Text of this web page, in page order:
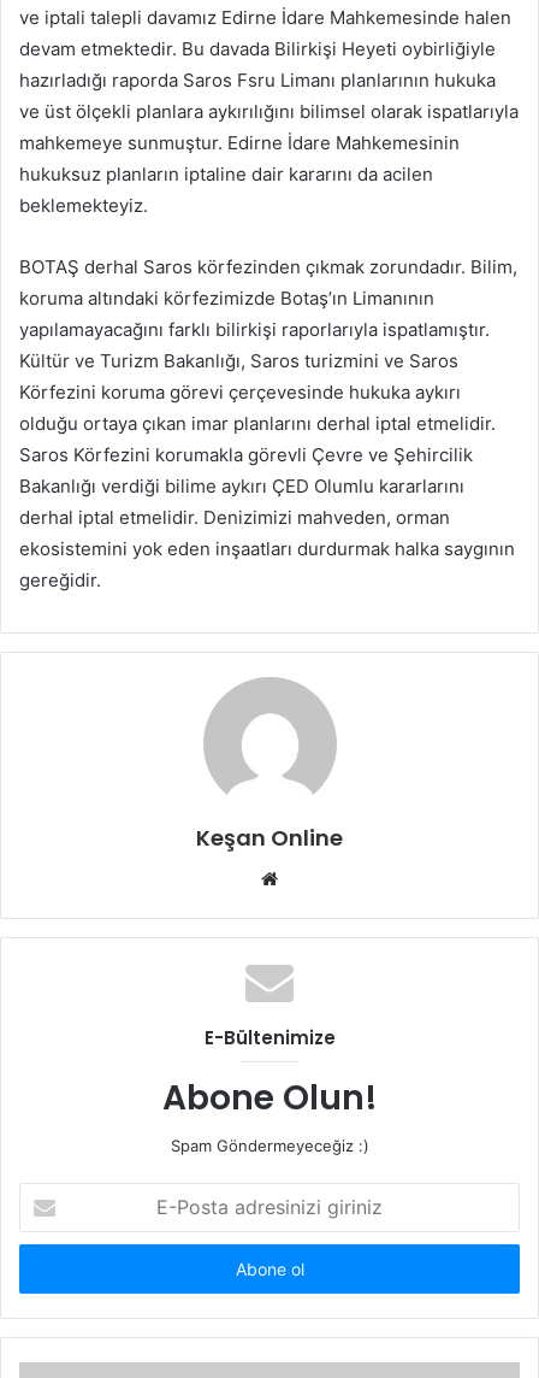
ve iptali talepli davamız Edirne İdare Mahkemesinde halen
devam etmektedir. Bu davada Bilirkişi Heyeti oybirliğiyle
hazırladığı raporda Saros Fsru Limanı planlarının hukuka
ve üst ölçekli planlara aykırılığını bilimsel olarak ispatlarıyla
mahkemeye sunmuştur. Edirne İdare Mahkemesinin
hukuksuz planların iptaline dair kararını da acilen
beklemekteyiz.
BOTAŞ derhal Saros körfezinden çıkmak zorundadır. Bilim,
koruma altındaki körfezimizde Botaş’ın Limanının
yapılamayacağını farklı bilirkişi raporlarıyla ispatlamıştır.
Kültür ve Turizm Bakanlığı, Saros turizmini ve Saros
Körfezini koruma görevi çerçevesinde hukuka aykırı
olduğu ortaya çıkan imar planlarını derhal iptal etmelidir.
Saros Körfezini korumakla görevli Çevre ve Şehircilik
Bakanlığı verdiği bilime aykırı ÇED Olumlu kararlarını
derhal iptal etmelidir. Denizimizi mahveden, orman
ekosistemini yok eden inşaatları durdurmak halka saygının
gereğidir.
Keşan Online
Web
E-Bültenimize
Abone Olun!
Spam Göndermeyeceğiz :)
Posta
adresinizi